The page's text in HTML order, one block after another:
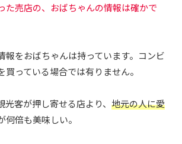
た売店の、おばちゃんの情報は確かで
報をおばちゃんは持っています。コンビ
買っている場合では有りません。
客が押し寄せる店より、 地元の人に愛
何倍も美味しい。